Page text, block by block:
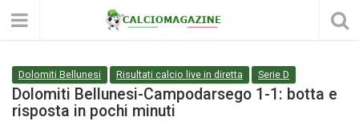
Dolomiti Bellunesi Risultati calcio live in diretta Serie D
Dolomiti Bellunesi-Campodarsego 1-1: botta e
risposta in pochi minuti